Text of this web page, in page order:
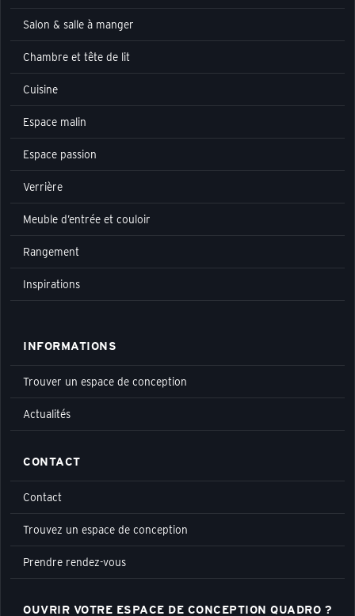
Salon & salle à manger
Chambre et tête de lit
Cuisine
Espace malin
Espace passion
Verrière
Meuble d’entrée et couloir
Rangement
Inspirations
INFORMATIONS
Trouver un espace de conception
Actualités
CONTACT
Contact
Trouvez un espace de conception
Prendre rendez-vous
OUVRIR VOTRE ESPACE DE CONCEPTION QUADRO ?